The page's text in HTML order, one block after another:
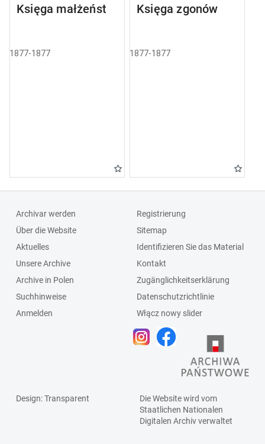
Księga małżeństw
1877-1877
Księga zgonów
1877-1877
Archivar werden
Über die Website
Aktuelles
Unsere Archive
Archive in Polen
Suchhinweise
Anmelden
Registrierung
Sitemap
Identifizieren Sie das Material
Kontakt
Zugänglichkeitserklärung
Datenschutzrichtlinie
Włącz nowy slider
Design: Transparent
Die Website wird vom
Staatlichen Nationalen
Digitalen Archivverwaltet